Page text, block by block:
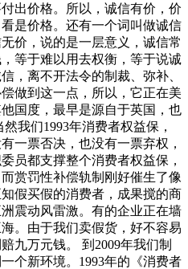
出价格。所以，诚信有价，价
是价格。还有一个词叫做诚信
价，说的是一层意义，诚信常
等于难以用去权衡，等于说诚
，离不开法令的制裁、弥补、
做到这一点，所以，它正在美
国度，最早是源自于英国，也
我们1993年消费者权益保，
一票否决，也没有一票弃权，
员都支撑整个消费者权益保，
赏罚性补偿轨制刚好催生了像
假买假的消费者，成果搅的商
震动风雷激。有的企业正在墙
。由于我们卖假货，好不容易
九万元钱。 到2009年我们制
个新环境。1993年的《消费者